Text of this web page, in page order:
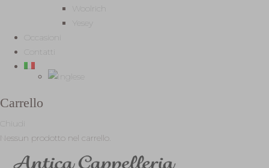
Woolrich
Yesey
Occasioni
Contatti
Carrello
Chiudi
Nessun prodotto nel carrello.